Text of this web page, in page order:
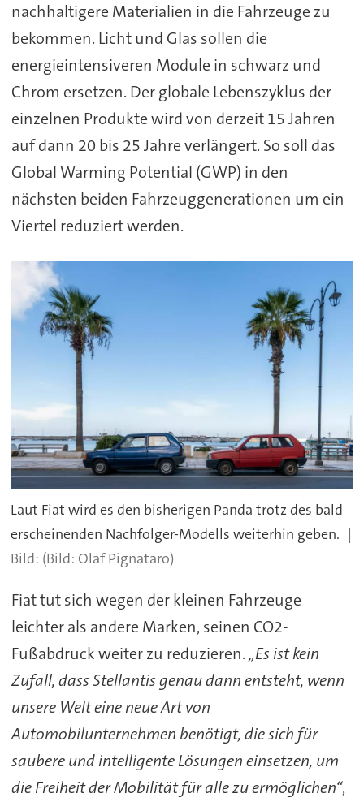
nachhaltigere Materialien in die Fahrzeuge zu
bekommen. Licht und Glas sollen die
energieintensiveren Module in schwarz und
Chrom ersetzen. Der globale Lebenszyklus der
einzelnen Produkte wird von derzeit 15 Jahren
auf dann 20 bis 25 Jahre verlängert. So soll das
Global Warming Potential (GWP) in den
nächsten beiden Fahrzeuggenerationen um ein
Viertel reduziert werden.
Laut Fiat wird es den bisherigen Panda trotz des bald
erscheinenden Nachfolger-Modells weiterhin geben.
(Bild: Olaf Pignataro)
Fiat tut sich wegen der kleinen Fahrzeuge
leichter als andere Marken, seinen CO2-
Fußabdruck weiter zu reduzieren.„Es ist kein
Zufall, dass Stellantis genau dann entsteht, wenn
unsere Welt eine neue Art von
Automobilunternehmen benötigt, die sich für
saubere und intelligente Lösungen einsetzen, um
die Freiheit der Mobilität für alle zu ermöglichen“,